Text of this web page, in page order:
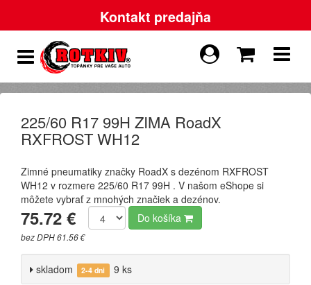
Kontakt predajňa
225/60 R17 99H ZIMA RoadX
RXFROST WH12
Zimné pneumatiky značky RoadX s dezénom RXFROST
WH12 v rozmere 225/60 R17 99H . V našom eShope si
môžete vybrať z mnohých značiek a dezénov.
75.72 €
bez DPH 61.56 €
Do košíka
skladom 2-4 dni 9 ks